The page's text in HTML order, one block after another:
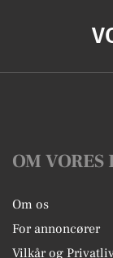
OM
Om os
For annoncører
Vilkår og